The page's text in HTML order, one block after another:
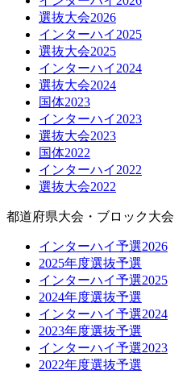
選抜大会2026
インターハイ2025
選抜大会2025
インターハイ2024
選抜大会2024
国体2023
インターハイ2023
選抜大会2023
国体2022
インターハイ2022
選抜大会2022
都道府県大会・ブロック大会
インターハイ予選2026
2025年度選抜予選
インターハイ予選2025
2024年度選抜予選
インターハイ予選2024
2023年度選抜予選
インターハイ予選2023
2022年度選抜予選